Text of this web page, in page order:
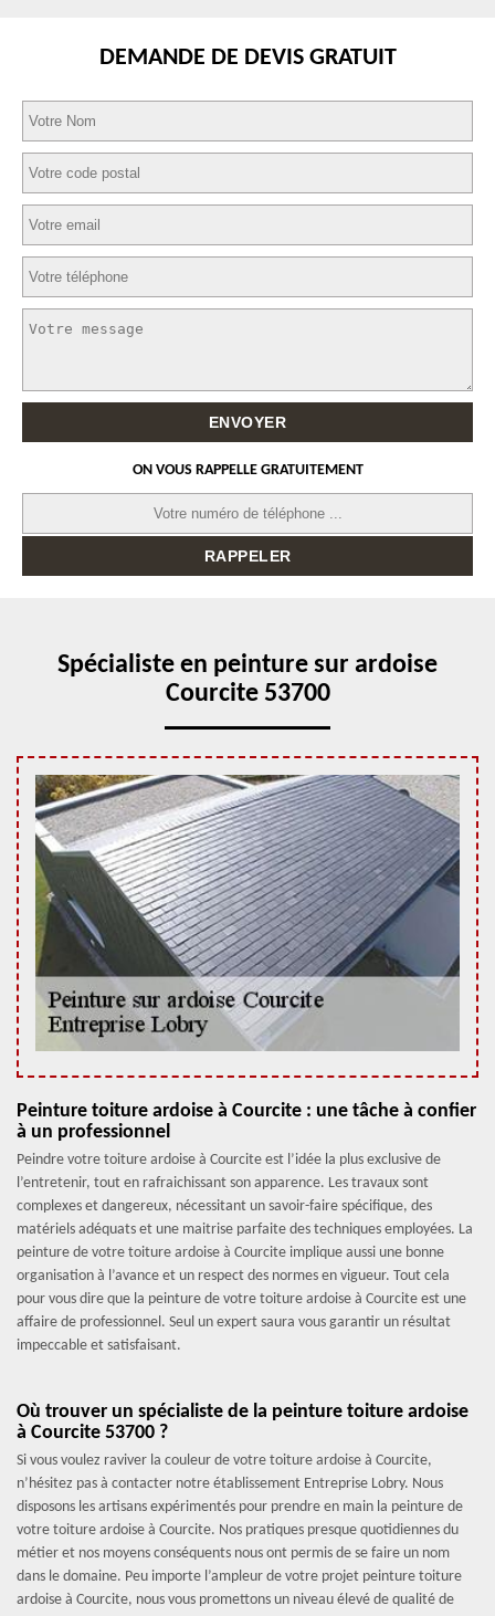
DEMANDE DE DEVIS GRATUIT
ON VOUS RAPPELLE GRATUITEMENT
Spécialiste en peinture sur ardoise
Courcite 53700
Peinture toiture ardoise à Courcite : une tâche à confier
à un professionnel
Peindre votre toiture ardoise à Courcite est l’idée la plus exclusive de
l’entretenir, tout en rafraichissant son apparence. Les travaux sont
complexes et dangereux, nécessitant un savoir-faire spécifique, des
matériels adéquats et une maitrise parfaite des techniques employées. La
peinture de votre toiture ardoise à Courcite implique aussi une bonne
organisation à l’avance et un respect des normes en vigueur. Tout cela
pour vous dire que la peinture de votre toiture ardoise à Courcite est une
affaire de professionnel. Seul un expert saura vous garantir un résultat
impeccable et satisfaisant.
Où trouver un spécialiste de la peinture toiture ardoise
à Courcite 53700 ?
Si vous voulez raviver la couleur de votre toiture ardoise à Courcite,
n’hésitez pas à contacter notre établissement Entreprise Lobry. Nous
disposons les artisans expérimentés pour prendre en main la peinture de
votre toiture ardoise à Courcite. Nos pratiques presque quotidiennes du
métier et nos moyens conséquents nous ont permis de se faire un nom
dans le domaine. Peu importe l’ampleur de votre projet peinture toiture
ardoise à Courcite, nous vous promettons un niveau élevé de qualité de